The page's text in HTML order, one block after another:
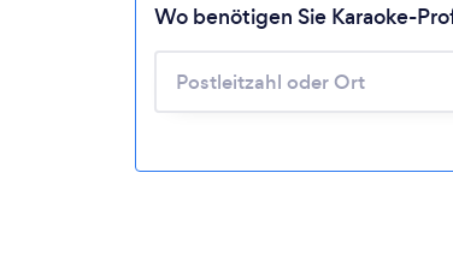
Lädt ...
Wo benötigen Sie Karaoke-